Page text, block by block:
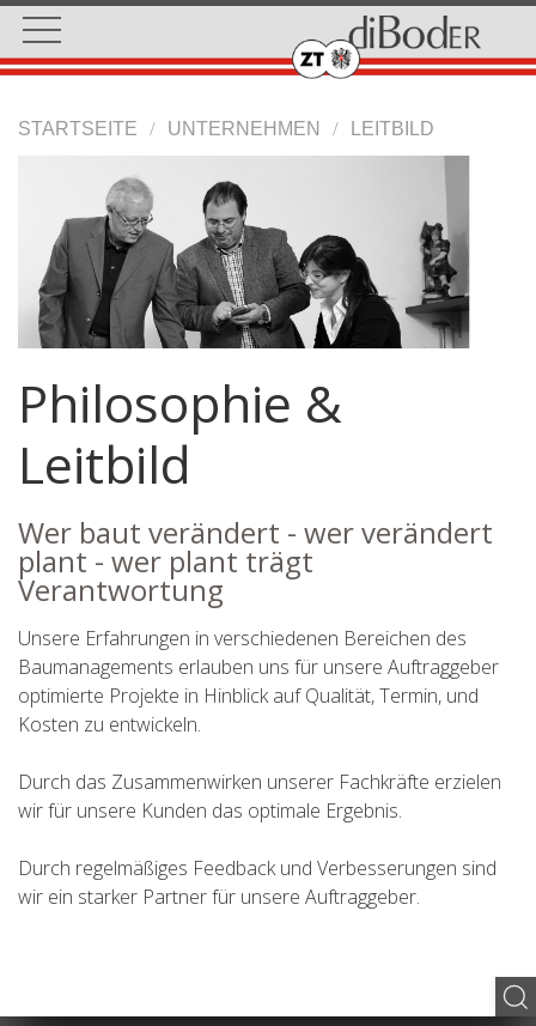
STARTSEITE UNTERNEHMEN LEITBILD
Philosophie &
Leitbild
Wer baut verändert - wer verändert
plant - wer plant trägt
Verantwortung
Unsere Erfahrungen in verschiedenen Bereichen des
Baumanagements erlauben uns für unsere Auftraggeber
optimierte Projekte in Hinblick auf Qualität, Termin, und
Kosten zu entwickeln.
Durch das Zusammenwirken unserer Fachkräfte erzielen
wir für unsere Kunden das optimale Ergebnis.
Durch regelmäßiges Feedback und Verbesserungen sind
wir ein starker Partner für unsere Auftraggeber.